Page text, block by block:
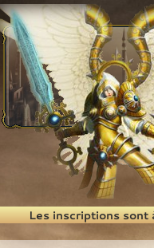
Les inscriptions sont